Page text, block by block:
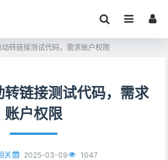
转链接测试代码，需求账户权限
转链接测试代码，需求
账户权限
关 2025-03-09 1047